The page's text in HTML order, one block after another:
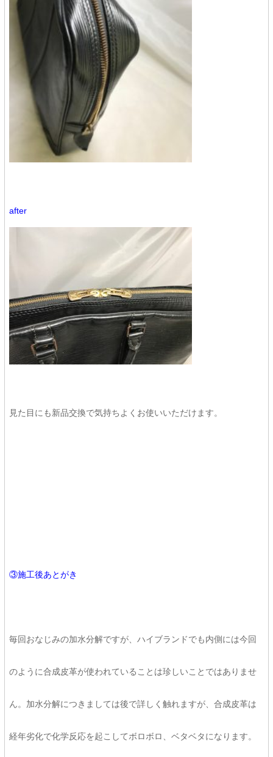
after
見た目にも新品交換で気持ちよくお使いいただけます。
③施工後あとがき
毎回おなじみの加水分解ですが、ハイブランドでも内側には今回
のように合成皮革が使われていることは珍しいことではありませ
ん。加水分解につきましては後で詳しく触れますが、合成皮革は
経年劣化で化学反応を起こしてボロボロ、ベタベタになります。